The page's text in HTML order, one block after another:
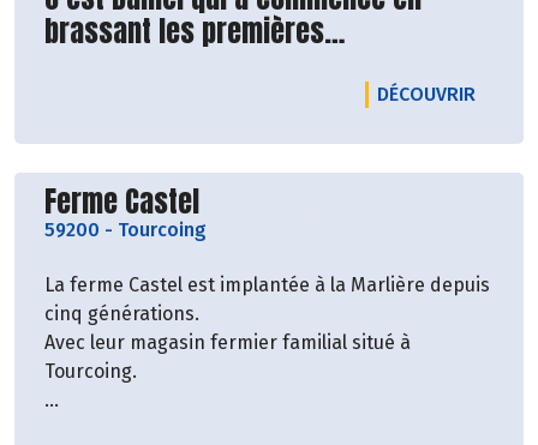
brassant les premières
la tradition avec toute l'équipe.
Toutes LES productions respectent
nos valeurs :
qualité, partage, diversité, plaisir,
goût.
DÉCOUVRIR
Découvrir le producteur
Ferme Castel
59200 - Tourcoing
La ferme Castel est implantée à la Marlière depuis
cinq générations.
Avec leur magasin fermier familial situé à
Tourcoing.